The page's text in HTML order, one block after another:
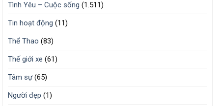
Tình Yêu – Cuộc sống (1.511)
Tin hoạt động (11)
Thể Thao (83)
Thế giới xe (61)
Tâm sự(65)
Người đẹp (1)